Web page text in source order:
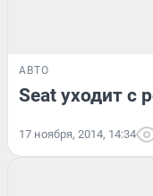
АВТО
Seat уходит с
17 ноября, 2014, 14:34